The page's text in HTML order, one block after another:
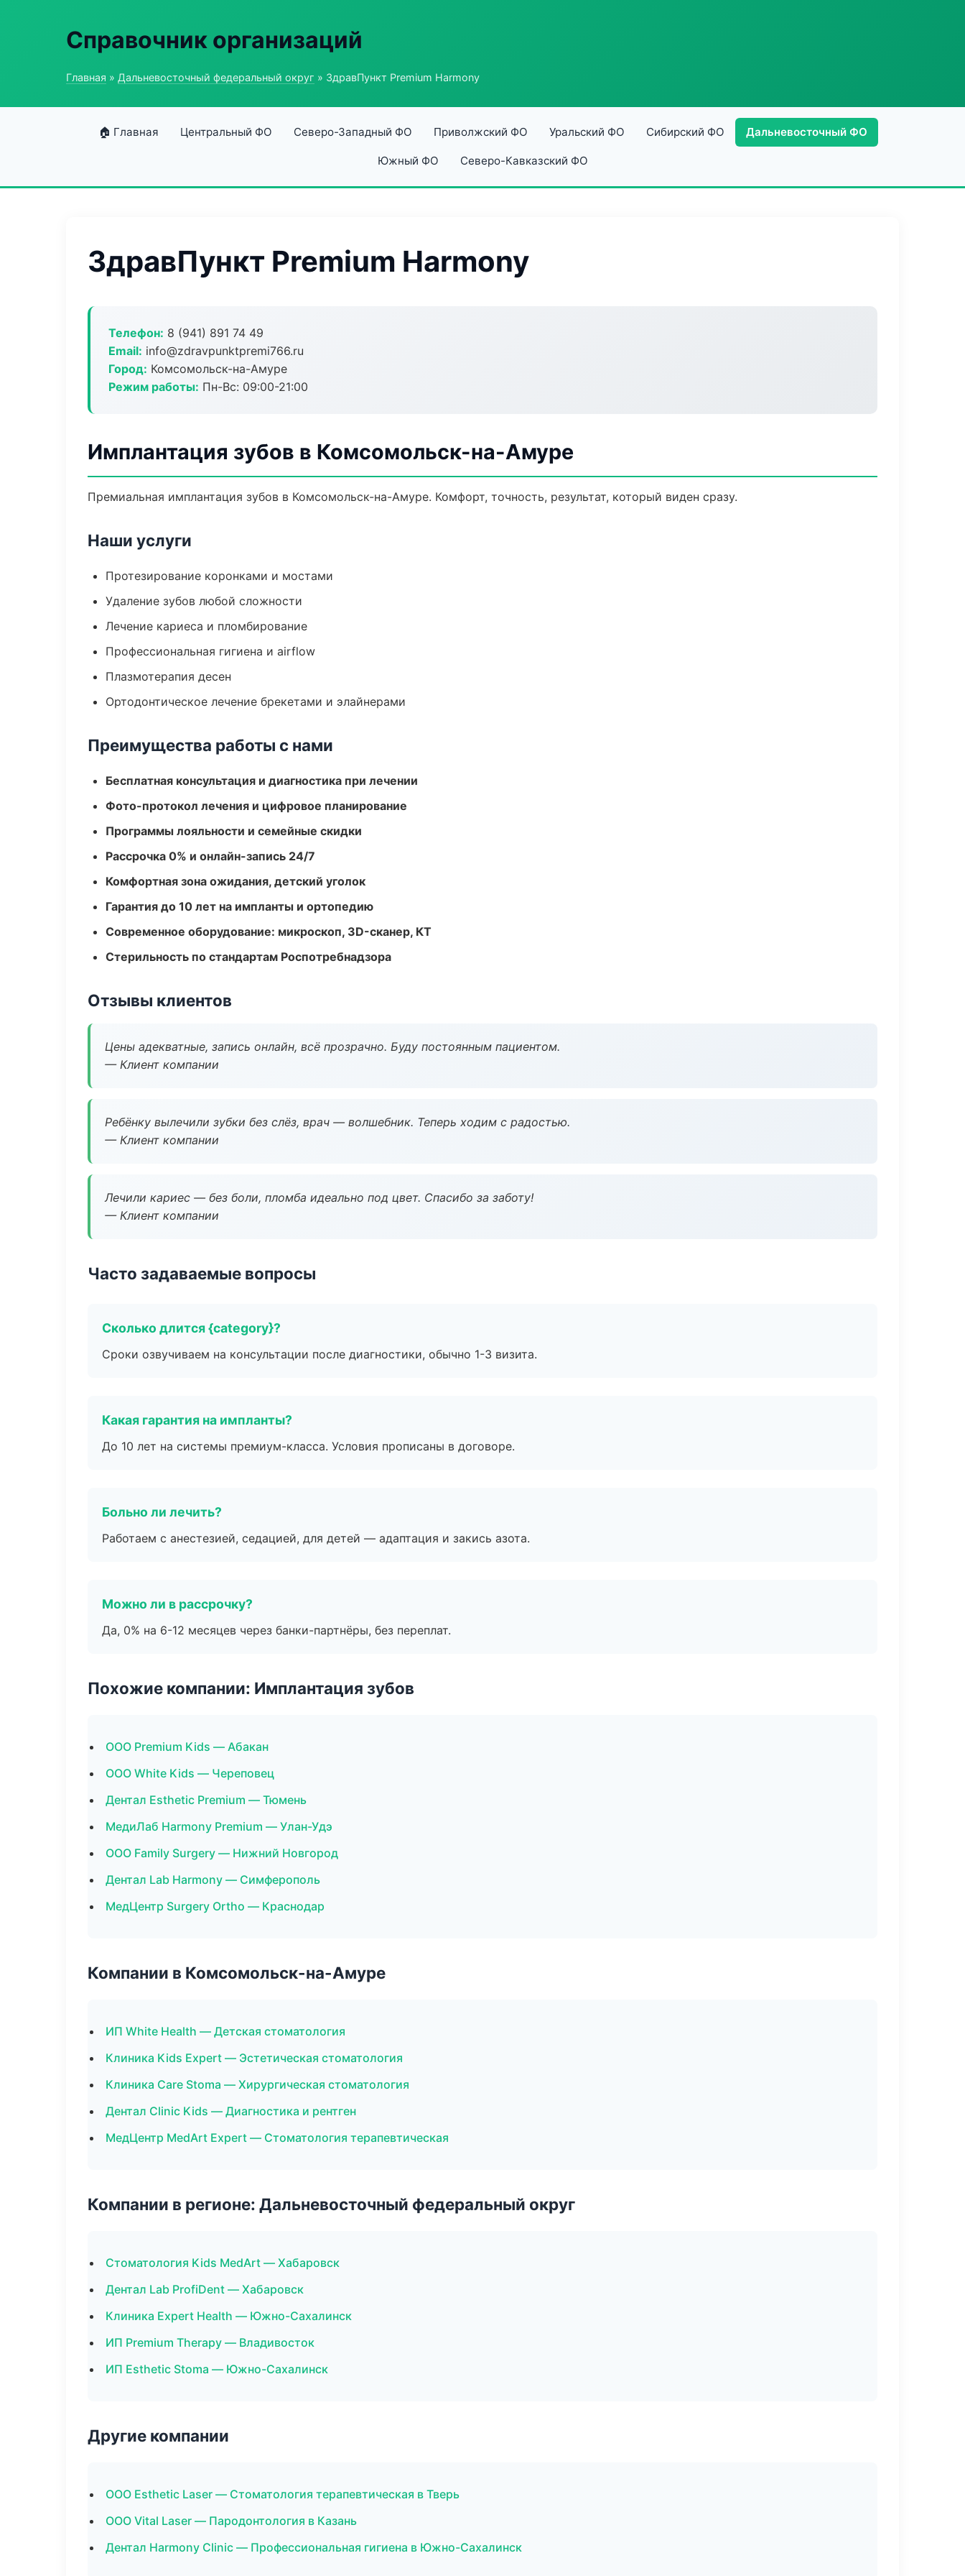
Справочник организаций
Главная » Дальневосточный федеральный округ » ЗдравПункт Premium Harmony
🏠 Главная Центральный ФО Северо-Западный ФО Приволжский ФО Уральский ФО Сибирский ФО Дальневосточный ФО
Южный ФО Северо-Кавказский ФО
ЗдравПункт Premium Harmony
Телефон: 8 (941) 891 74 49
Email: info@zdravpunktpremi766.ru
Город: Комсомольск-на-Амуре
Режим работы: Пн-Вс: 09:00-21:00
Имплантация зубов в Комсомольск-на-Амуре
Премиальная имплантация зубов в Комсомольск-на-Амуре. Комфорт, точность, результат, который виден сразу.
Наши услуги
Протезирование коронками и мостами
Удаление зубов любой сложности
Лечение кариеса и пломбирование
Профессиональная гигиена и airflow
Плазмотерапия десен
Ортодонтическое лечение брекетами и элайнерами
Преимущества работы с нами
Бесплатная консультация и диагностика при лечении
Фото-протокол лечения и цифровое планирование
Программы лояльности и семейные скидки
Рассрочка 0% и онлайн-запись 24/7
Комфортная зона ожидания, детский уголок
Гарантия до 10 лет на импланты и ортопедию
Современное оборудование: микроскоп, 3D-сканер, КТ
Стерильность по стандартам Роспотребнадзора
Отзывы клиентов
Цены адекватные, запись онлайн, всё прозрачно. Буду постоянным пациентом.
— Клиент компании
Ребёнку вылечили зубки без слёз, врач — волшебник. Теперь ходим с радостью.
— Клиент компании
Лечили кариес — без боли, пломба идеально под цвет. Спасибо за заботу!
— Клиент компании
Часто задаваемые вопросы
Сколько длится {category}?
Сроки озвучиваем на консультации после диагностики, обычно 1-3 визита.
Какая гарантия на импланты?
До 10 лет на системы премиум-класса. Условия прописаны в договоре.
Больно ли лечить?
Работаем с анестезией, седацией, для детей — адаптация и закись азота.
Можно ли в рассрочку?
Да, 0% на 6-12 месяцев через банки-партнёры, без переплат.
Похожие компании: Имплантация зубов
ООО Premium Kids — Абакан
ООО White Kids — Череповец
Дентал Esthetic Premium — Тюмень
МедиЛаб Harmony Premium — Улан-Удэ
ООО Family Surgery — Нижний Новгород
Дентал Lab Harmony — Симферополь
МедЦентр Surgery Ortho — Краснодар
Компании в Комсомольск-на-Амуре
ИП White Health — Детская стоматология
Клиника Kids Expert — Эстетическая стоматология
Клиника Care Stoma — Хирургическая стоматология
Дентал Clinic Kids — Диагностика и рентген
МедЦентр MedArt Expert — Стоматология терапевтическая
Компании в регионе: Дальневосточный федеральный округ
Стоматология Kids MedArt — Хабаровск
Дентал Lab ProfiDent — Хабаровск
Клиника Expert Health — Южно-Сахалинск
ИП Premium Therapy — Владивосток
ИП Esthetic Stoma — Южно-Сахалинск
Другие компании
ООО Esthetic Laser — Стоматология терапевтическая в Тверь
ООО Vital Laser — Пародонтология в Казань
Дентал Harmony Clinic — Профессиональная гигиена в Южно-Сахалинск